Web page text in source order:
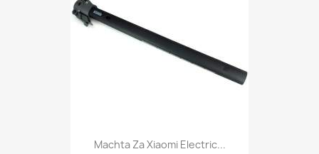
Machta Za Xiaomi Electric...